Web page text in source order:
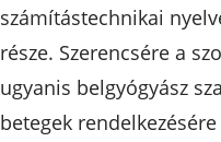
számítástechnikai
része. Szerencsére a
ugyanis belgyógyász
betegek